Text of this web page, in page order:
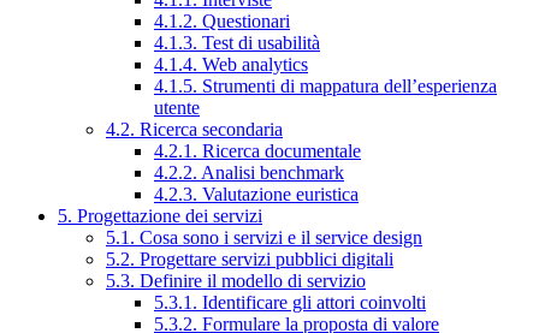
4.1.2. Questionari
4.1.3. Test di usabilità
4.1.4. Web analytics
4.1.5. Strumenti di mappatura dell’esperienza
utente
4.2. Ricerca secondaria
4.2.1. Ricerca documentale
4.2.2. Analisi benchmark
4.2.3. Valutazione euristica
5. Progettazione dei servizi
5.1. Cosa sono i servizi e il service design
5.2. Progettare servizi pubblici digitali
5.3. Definire il modello di servizio
5.3.1. Identificare gli attori coinvolti
5.3.2. Formulare la proposta di valore